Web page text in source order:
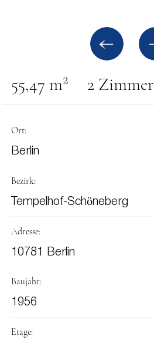
55,47 m2 2 Zimmer
Ort:
Berlin
Bezirk:
Tempelhof-Schöneberg
Adresse:
10781 Berlin
Baujahr:
1956
Etage: